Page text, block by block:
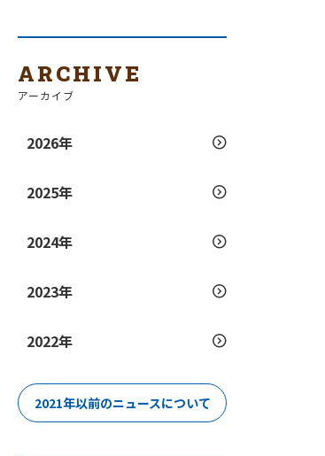
ARCHIVE
アーカイブ
2026年
2025年
2024年
2023年
2022年
2021年以前のニュースについて